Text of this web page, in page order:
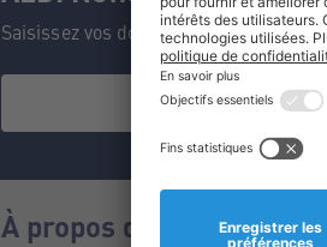
Saisissez vos données et ne
À propos de nous